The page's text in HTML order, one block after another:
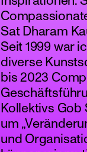
Sat Dharam
Seit 1999 war
diverse
bis 2023
Kollektivs Gob
um
und